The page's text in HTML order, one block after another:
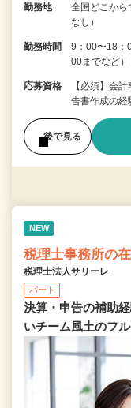
勤務地
全国どこから
なし）
勤務時間
9：00〜18：
00までなど
応募資格
【必須】会
告書作成の経
後で見る
NEW
税理士事務所の
税理士法人サリーレ
パート
決算・申告の補助
いチーム⾵⼟のフ